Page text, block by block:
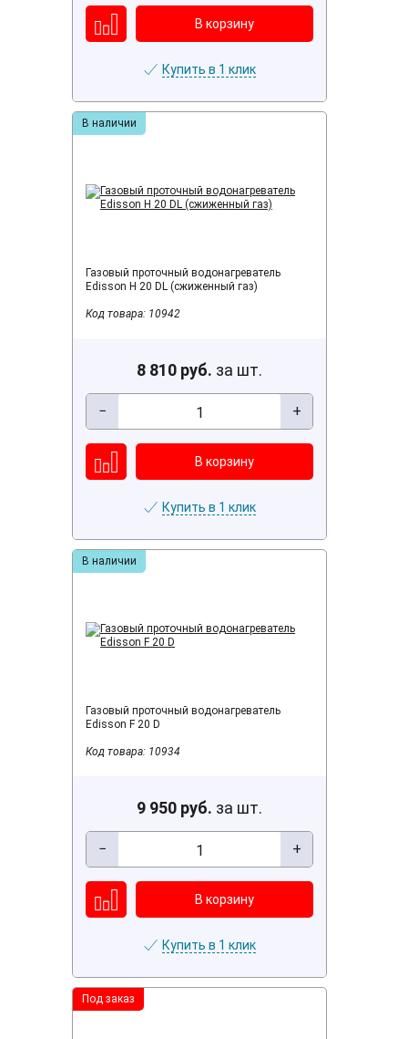
Купить в 1 клик
В наличии
Газовый проточный водонагреватель
Edisson H 20 DL (сжиженный газ)
Код товара: 10942
8 810 руб. за шт.
− +
Купить в 1 клик
В наличии
Газовый проточный водонагреватель
Edisson F 20 D
Код товара: 10934
9 950 руб. за шт.
− +
Купить в 1 клик
Под заказ